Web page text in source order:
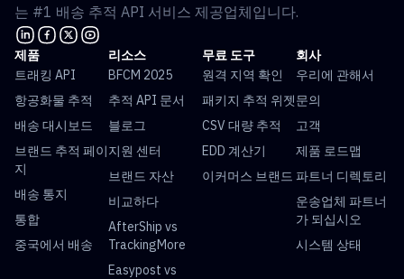
는 #1 배송 추적 API 서비스 제공업체입니다.
제품
트래킹 API
항공화물 추적
배송 대시보드
브랜드 추적 페이
지
배송 통지
통합
중국에서 배송
리소스
BFCM 2025
추적 API 문서
블로그
지원 센터
브랜드 자산
비교하다
AfterShip vs
TrackingMore
Easypost vs
무료 도구
원격 지역 확인
패키지 추적 위젯
CSV 대량 추적
EDD 계산기
이커머스 브랜드
회사
우리에 관해서
문의
고객
제품 로드맵
파트너 디렉토리
운송업체 파트너
가 되십시오
시스템 상태